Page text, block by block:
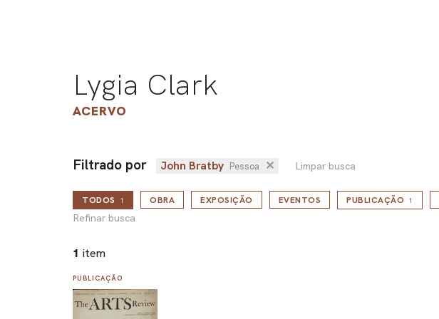
Lygia Clark
ACERVO
Filtrado por John Bratby Pessoa ✕ Limpar busca
TODOS 1
Refinar busca
OBRA EXPOSIÇÃO EVENTOS PUBLICAÇÃO 1
1 item
PUBLICAÇÃO